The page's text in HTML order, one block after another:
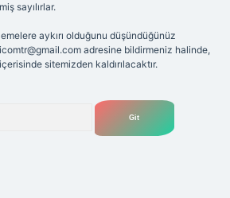
sayılırlar.
aykırı olduğunu düşündüğünüz
adresine bildirmeniz halinde,
sitemizden kaldırılacaktır.